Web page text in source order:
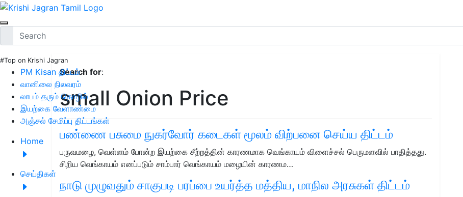
#Top on Krishi Jagran
PM Kisan திட்டம்
வானிலை நிலவரம்
லாபம் தரும் தொழில்
இயற்கை வேளாண்மை
அஞ்சல் சேமிப்பு திட்டங்கள்
Home
செய்திகள்
Search for:
small Onion Price
பண்ணை பசுமை நுகர்வோர் கடைகள் மூலம் விற்பனை செய்ய திட்டம்
பருவமழை, வெள்ளம் போன்ற இயற்கை சீற்றத்தின் காரணமாக வெங்காயம் விளைச்சல் பெருமளவில் பாதித்தது.
சிறிய வெங்காயம் எனப்படும் சாம்பார் வெங்காயம் மழையின் காரணம…
நாடு முழுவதும் சாகுபடி பரப்பை உயர்த்த மத்திய, மாநில அரசுகள் திட்டம்